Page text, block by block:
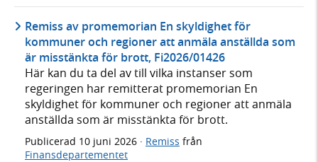
Remiss av promemorian En skyldighet för
kommuner och regioner att anmäla anställda som
är misstänkta för brott, Fi2026/01426
Här kan du ta del av till vilka instanser som
regeringen har remitterat promemorian En
skyldighet för kommuner och regioner att anmäla
anställda som är misstänkta för brott.
Publicerad 10 juni 2026 · Remiss från
Finansdepartementet